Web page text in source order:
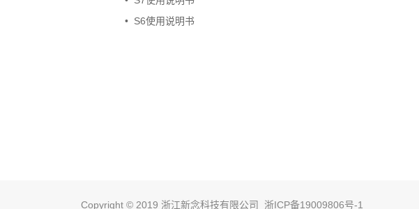
• S6使用说明书
Copyright © 2019 浙江新念科技有限公司 浙ICP备19009806号-1